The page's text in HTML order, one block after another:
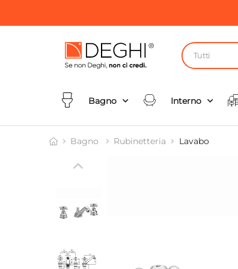
Tutti
Bagno Interno
Bagno Rubinetteria Lavabo